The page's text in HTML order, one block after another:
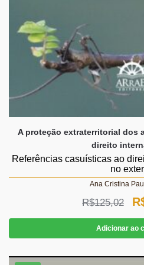
A proteção extraterritorial dos
direito
Referências casuísticas ao
no
Ana Cristina
R$125,02
O
Adicionar ao